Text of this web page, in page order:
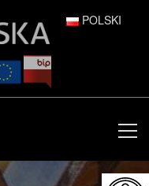
POLSKI
ENGLISH
ESPAÑOL
FRANÇAIS